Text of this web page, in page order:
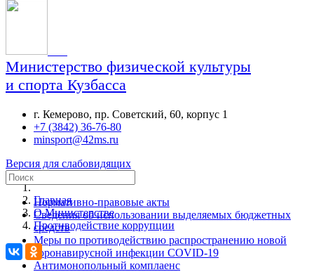
Министерство физической культуры
и спорта Кузбасса
г. Кемерово, пр. Советский, 60, корпус 1
+7 (3842) 36-76-80
minsport@42ms.ru
Версия для слабовидящих
Нормативно-правовые акты
Сведения об использовании выделяемых бюджетных
средств
Меры по противодействию распространению новой
коронавирусной инфекции COVID-19
Антимонопольный комплаенс
Главная
О Министерстве
Противодействие коррупции